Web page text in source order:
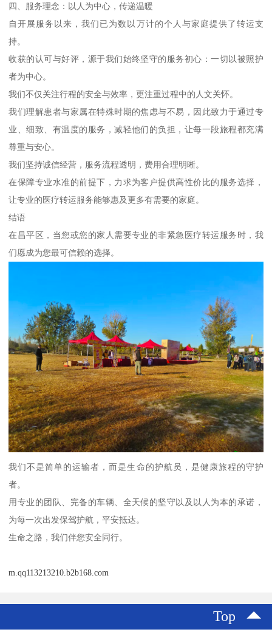
四、服务理念：以人为中心，传递温暖
自开展服务以来，我们已为数以万计的个人与家庭提供了转运支
持。
收获的认可与好评，源于我们始终坚守的服务初心：一切以被照护
者为中心。
我们不仅关注行程的安全与效率，更注重过程中的人文关怀。
我们理解患者与家属在特殊时期的焦虑与不易，因此致力于通过专
业、细致、有温度的服务，减轻他们的负担，让每一段旅程都充满
尊重与安心。
我们坚持诚信经营，服务流程透明，费用合理明晰。
在保障专业水准的前提下，力求为客户提供高性价比的服务选择，
让专业的医疗转运服务能够惠及更多有需要的家庭。
结语
在昌平区，当您或您的家人需要专业的非紧急医疗转运服务时，我
们愿成为您最可信赖的选择。
我们不是简单的运输者，而是生命的护航员，是健康旅程的守护
者。
用专业的团队、完备的车辆、全天候的坚守以及以人为本的承诺，
为每一次出发保驾护航，平安抵达。
生命之路，我们伴您安全同行。
m.qq113213210.b2b168.com
Top